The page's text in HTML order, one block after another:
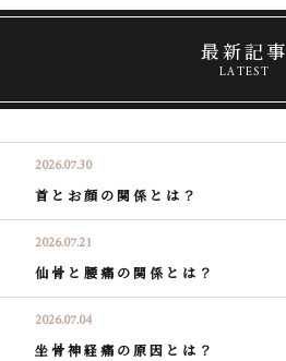
最新記事
LATEST
2026.07.30
首とお顔の関係とは？
2026.07.21
仙骨と腰痛の関係とは？
2026.07.04
坐骨神経痛の原因とは？